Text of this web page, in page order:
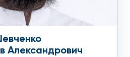
Александрович